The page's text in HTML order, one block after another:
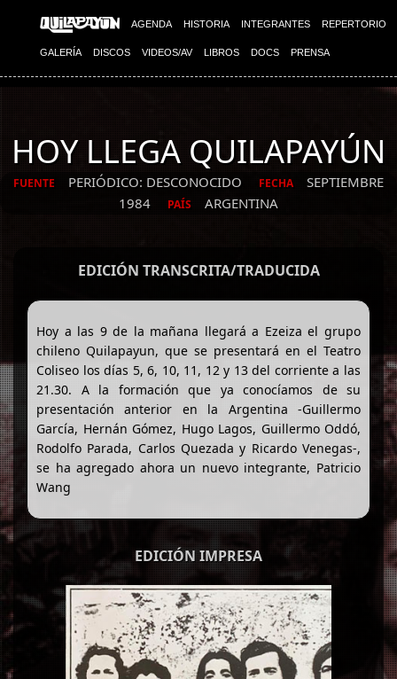
AGENDA HISTORIA INTEGRANTES REPERTORIO
GALERÍA DISCOS VIDEOS/AV LIBROS DOCS PRENSA
HOY LLEGA QUILAPAYÚN
FUENTE PERIÓDICO: DESCONOCIDO FECHA
SEPTIEMBRE
1984
PAÍS ARGENTINA
EDICIÓN TRANSCRITA/TRADUCIDA
Hoy a las 9 de la mañana llegará a Ezeiza el grupo
chileno Quilapayun, que se presentará en el Teatro
Coliseo los días 5, 6, 10, 11, 12 y 13 del corriente a las
21.30. A la formación que ya conocíamos de su
presentación anterior en la Argentina -Guillermo
García, Hernán Gómez, Hugo Lagos, Guillermo Oddó,
Rodolfo Parada, Carlos Quezada y Ricardo Venegas-,
se ha agregado ahora un nuevo integrante, Patricio
Wang
EDICIÓN IMPRESA